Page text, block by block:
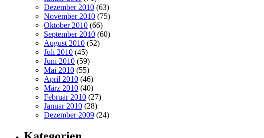
Dezember 2010 (63)
November 2010 (75)
Oktober 2010 (66)
September 2010 (60)
August 2010 (52)
Juli 2010 (45)
Juni 2010 (59)
Mai 2010 (55)
April 2010 (46)
März 2010 (40)
Februar 2010 (27)
Januar 2010 (28)
Dezember 2009 (24)